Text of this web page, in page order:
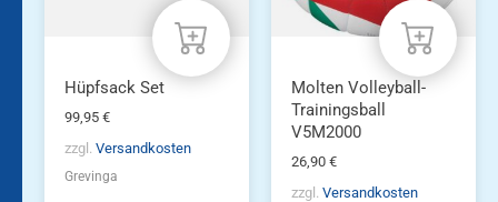
Hüpfsack Set
99,95 €
zzgl. Versandkosten
Grevinga
Molten Volleyball-
Trainingsball
V5M2000
26,90 €
zzgl. Versandkosten